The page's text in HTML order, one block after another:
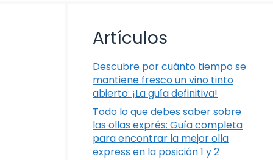
Artículos
Descubre por cuánto tiempo se
mantiene fresco un vino tinto
abierto: ¡La guía definitiva!
Todo lo que debes saber sobre
las ollas exprés: Guía completa
para encontrar la mejor olla
express en la posición 1 y 2